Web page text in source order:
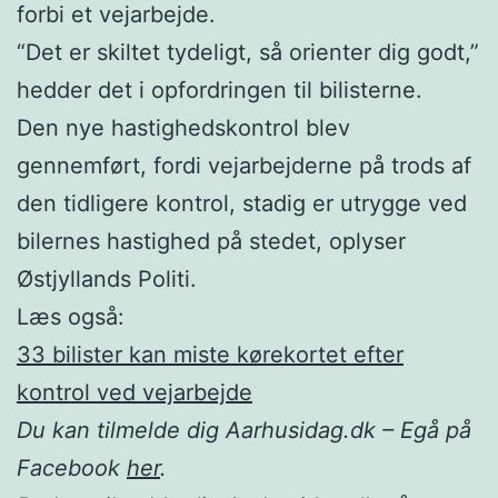
forbi et vejarbejde.
“Det er skiltet tydeligt, så orienter dig godt,”
hedder det i opfordringen til bilisterne.
Den nye hastighedskontrol blev
gennemført, fordi vejarbejderne på trods af
den tidligere kontrol, stadig er utrygge ved
bilernes hastighed på stedet, oplyser
Østjyllands Politi.
Læs også:
33 bilister kan miste kørekortet efter
kontrol ved vejarbejde
Du kan tilmelde dig Aarhusidag.dk – Egå på
Facebook her.